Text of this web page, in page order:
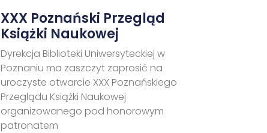
XXX Poznański Przegląd
Książki Naukowej
Dyrekcja Biblioteki Uniwersyteckiej w
Poznaniu ma zaszczyt zaprosić na
uroczyste otwarcie XXX Poznańskiego
Przeglądu Książki Naukowej
organizowanego pod honorowym
patronatem